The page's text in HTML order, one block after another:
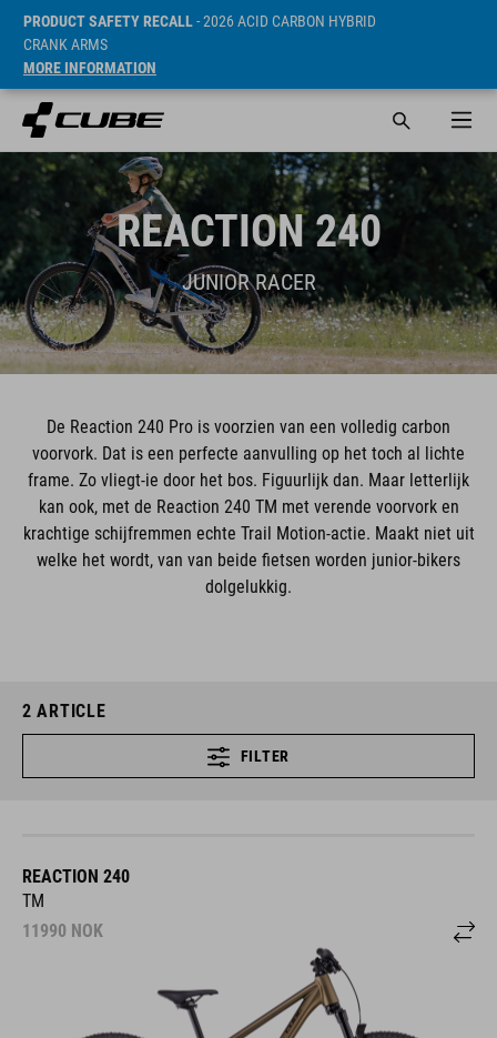
PRODUCT SAFETY RECALL- 2026 ACID CARBON HYBRID
CRANK ARMS
MORE INFORMATION
REACTION 240
JUNIOR RACER
De Reaction 240 Pro is voorzien van een volledig carbon
voorvork. Dat is een perfecte aanvulling op het toch al lichte
frame. Zo vliegt-ie door het bos. Figuurlijk dan. Maar letterlijk
kan ook, met de Reaction 240 TM met verende voorvork en
krachtige schijfremmen echte Trail Motion-actie. Maakt niet uit
welke het wordt, van van beide fietsen worden junior-bikers
dolgelukkig.
2 ARTICLE
FILTER
REACTION 240
TM
11990 NOK